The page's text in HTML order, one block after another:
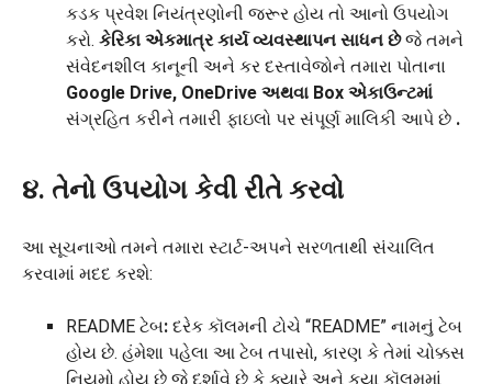
કડક પ્રવેશ નિયંત્રણોની જરૂર હોય તો આનો ઉપયોગ
કરો. કેરિકા એકમાત્ર કાર્ય વ્યવસ્થાપન સાધન છેજે તમને
સંવેદનશીલ કાનૂની અને કર દસ્તાવેજોને તમારા પોતાના
Google Drive, OneDrive અથવા Box એકાઉન્ટમાં
સંગ્રહિત કરીને તમારી ફાઇલો પર સંપૂર્ણ માલિકી આપે છે .
૪. તેનો ઉપયોગ કેવી રીતે કરવો
આ સૂચનાઓ તમને તમારા સ્ટાર્ટ-અપને સરળતાથી સંચાલિત
કરવામાં મદદ કરશે:
README ટેબ: દરેક કૉલમની ટોચે “README” નામનું ટેબ
હોય છે. હંમેશા પહેલા આ ટેબ તપાસો, કારણ કે તેમાં ચોક્કસ
નિયમો હોય છે જે દર્શાવે છે કે ક્યારે અને કયા કૉલમમાં